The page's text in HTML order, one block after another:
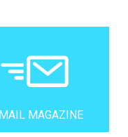
MAIL MAGAZINE